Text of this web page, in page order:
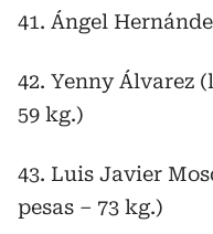
41. Ángel
42. Yenny Álvarez
59 kg.)
43. Luis Javier
pesas – 73 kg.)